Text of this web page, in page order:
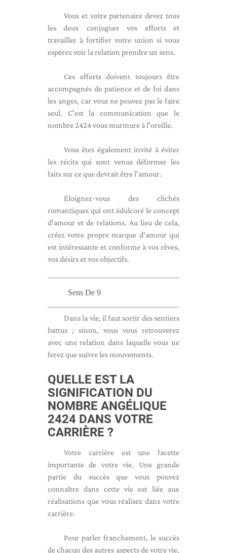
Vous et votre partenaire devez tous
les deux conjuguer vos efforts et
travailler à fortifier votre union si vous
espérez voir la relation prendre un sens.
Ces efforts doivent toujours être
accompagnés de patience et de foi dans
les anges, car vous ne pouvez pas le faire
seul. C'est la communication que le
nombre 2424 vous murmure à l'oreille.
Vous êtes également invité à éviter
les récits qui sont venus déformer les
faits sur ce que devrait être l'amour.
Éloignez-vous des clichés
romantiques qui ont édulcoré le concept
d'amour et de relations. Au lieu de cela,
créez votre propre marque d'amour qui
est intéressante et conforme à vos rêves,
vos désirs et vos objectifs.
Sens De 9
Dans la vie, il faut sortir des sentiers
battus ; sinon, vous vous retrouverez
avec une relation dans laquelle vous ne
ferez que suivre les mouvements.
QUELLE EST LA
SIGNIFICATION DU
NOMBRE ANGÉLIQUE
2424 DANS VOTRE
CARRIÈRE ?
Votre carrière est une facette
importante de votre vie. Une grande
partie du succès que vous pouvez
connaître dans cette vie est liée aux
réalisations que vous réalisez dans votre
carrière.
Pour parler franchement, le succès
de chacun des autres aspects de votre vie,